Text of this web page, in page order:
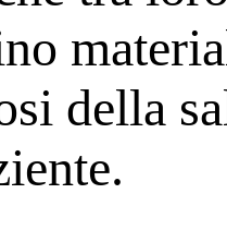
della